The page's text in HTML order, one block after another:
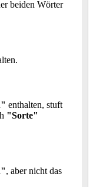
beiden Wörter
enthalten, stuft
"Sorte"
, aber nicht das